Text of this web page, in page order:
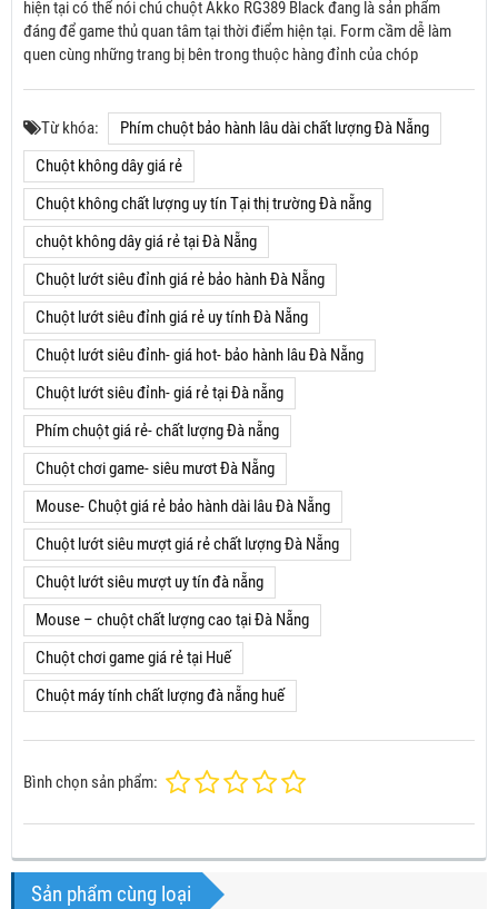
hiện tại có thể nói chú chuột Akko RG389 Black đang là sản phẩm
đáng để game thủ quan tâm tại thời điểm hiện tại. Form cầm dễ làm
quen cùng những trang bị bên trong thuộc hàng đỉnh của chóp
Từ khóa:
Phím chuột bảo hành lâu dài chất lượng Đà Nẵng
Chuột không dây giá rẻ
Chuột không chất lượng uy tín Tại thị trường Đà nẵng
chuột không dây giá rẻ tại Đà Nẵng
Chuột lướt siêu đỉnh giá rẻ bảo hành Đà Nẵng
Chuột lướt siêu đỉnh giá rẻ uy tính Đà Nẵng
Chuột lướt siêu đỉnh- giá hot- bảo hành lâu Đà Nẵng
Chuột lướt siêu đỉnh- giá rẻ tại Đà nẵng
Phím chuột giá rẻ- chất lượng Đà nẵng
Chuột chơi game- siêu mươt Đà Nẵng
Mouse- Chuột giá rẻ bảo hành dài lâu Đà Nẵng
Chuột lướt siêu mượt giá rẻ chất lượng Đà Nẵng
Chuột lướt siêu mượt uy tín đà nẵng
Mouse – chuột chất lượng cao tại Đà Nẵng
Chuột chơi game giá rẻ tại Huế
Chuột máy tính chất lượng đà nẵng huế
Bình chọn sản phẩm:
Sản phẩm cùng loại